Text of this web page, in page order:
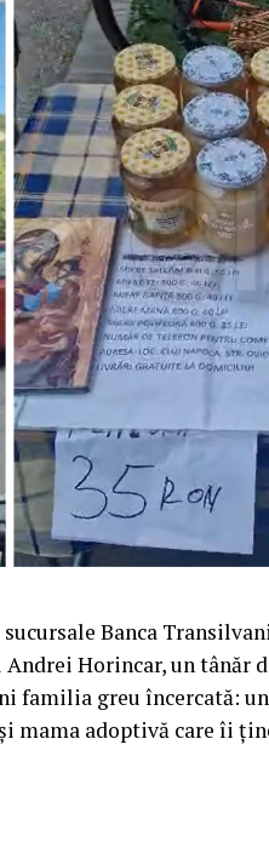
Banca
Horincar, un tânăr
familia greu încercată:
mama adoptivă care îi